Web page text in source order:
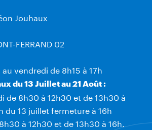
Jouhaux
FERRAND 02
vendredi de 8h15 à 17h
du 13 Juillet au 21 Août :
de 8h30 à 12h30 et de 13h30 à
du 13 juillet fermeture à 16h
à 12h30 et de 13h30 à 16h.